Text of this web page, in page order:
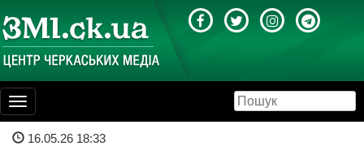
Toggle
navigation
16.05.26 18:33